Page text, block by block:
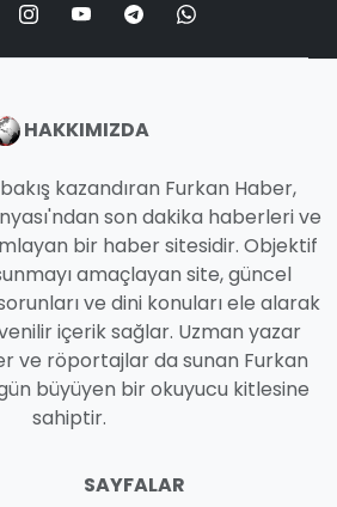
HAKKIMIZDA
kazandıran Furkan Haber,
son dakika haberleri ve
bir haber sitesidir. Objektif
amaçlayan site, güncel
ve dini konuları ele alarak
içerik sağlar. Uzman yazar
ve röportajlar da sunan Furkan
büyüyen bir okuyucu kitlesine
sahiptir.
SAYFALAR